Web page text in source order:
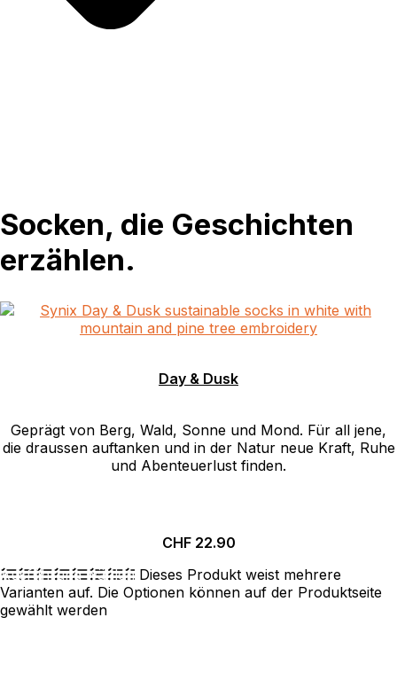
Socken, die Geschichten
erzählen.
Day & Dusk
Geprägt von Berg, Wald, Sonne und Mond. Für all jene,
die draussen auftanken und in der Natur neue Kraft, Ruhe
und Abenteuerlust finden.
CHF22.90
Ausführung wählen Dieses Produkt weist mehrere
Varianten auf. Die Optionen können auf der Produktseite
gewählt werden